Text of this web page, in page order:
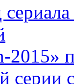
серии